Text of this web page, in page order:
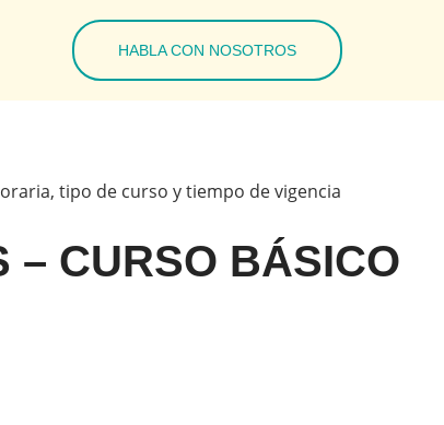
HABLA CON NOSOTROS
tipo de curso y tiempo de vigencia
– CURSO BÁSICO